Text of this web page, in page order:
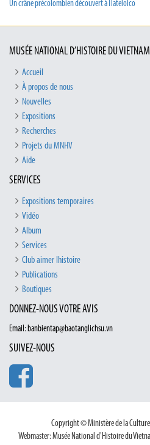
Un crâne précolombien découvert à Tlatelolco
MUSÉE NATIONAL D’HISTOIRE DU VIETNAM
Accueil
À propos de nous
Nouvelles
Expositions
Recherches
Projets du MNHV
Aide
SERVICES
Expositions temporaires
Vidéo
Album
Services
Club aimer lhistoire
Publications
Boutiques
DONNEZ-NOUS VOTRE AVIS
Email: banbientap@baotanglichsu.vn
SUIVEZ-NOUS
Copyright © Ministère de la
Webmaster: Musée National d'Histoire du